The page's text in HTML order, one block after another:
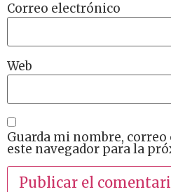
Correo electrónico
Web
Guarda mi nombre,
este navegador para la